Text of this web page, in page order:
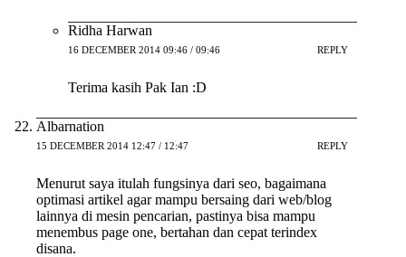
Ridha Harwan
16 DECEMBER 2014 09:46 / 09:46 REPLY
Terima kasih Pak Ian :D
Albarnation
15 DECEMBER 2014 12:47 / 12:47 REPLY
Menurut saya itulah fungsinya dari seo, bagaimana
optimasi artikel agar mampu bersaing dari web/blog
lainnya di mesin pencarian, pastinya bisa mampu
menembus page one, bertahan dan cepat terindex
disana.